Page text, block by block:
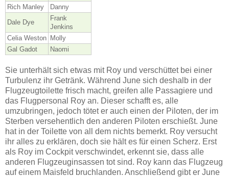
Rich Manley
Danny
Dale Dye
Frank
Jenkins
Celia Weston Molly
Gal Gadot
Naomi
Sie unterhält sich etwas mit Roy und verschüttet bei einer
Turbulenz ihr Getränk. Während June sich deshalb in der
Flugzeugtoilette frisch macht, greifen alle Passagiere und
das Flugpersonal Roy an. Dieser schafft es, alle
umzubringen, jedoch tötet er auch einen der Piloten, der im
Sterben versehentlich den anderen Piloten erschießt. June
hat in der Toilette von all dem nichts bemerkt. Roy versucht
ihr alles zu erklären, doch sie hält es für einen Scherz. Erst
als Roy im Cockpit verschwindet, erkennt sie, dass alle
anderen Flugzeuginsassen tot sind. Roy kann das Flugzeug
auf einem Maisfeld bruchlanden. Anschließend gibt er June